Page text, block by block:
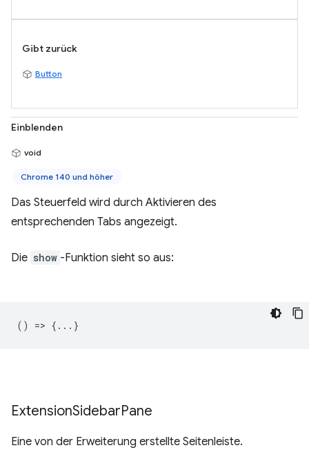
Gibt zurück
Button
Einblenden
void
Chrome 140 und höher
Das Steuerfeld wird durch Aktivieren des
entsprechenden Tabs angezeigt.
Die show -Funktion sieht so aus:
() => {...}
ExtensionSidebarPane
Eine von der Erweiterung erstellte Seitenleiste.